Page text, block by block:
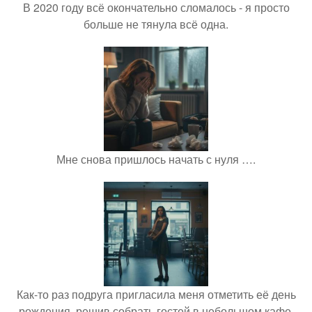
В 2020 году всё окончательно сломалось - я просто
больше не тянула всё одна.
Мне снова пришлось начать с нуля ….
Как-то раз подруга пригласила меня отметить её день